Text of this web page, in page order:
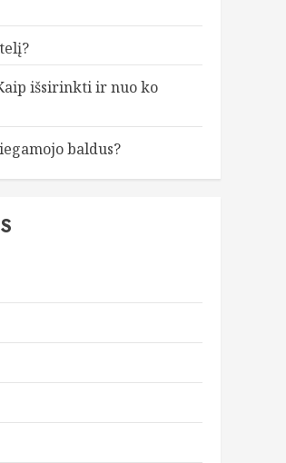
išsirinkti ir nuo ko
baldus?